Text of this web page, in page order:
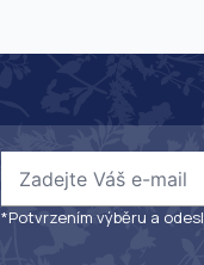
*Potvrzením výběru a